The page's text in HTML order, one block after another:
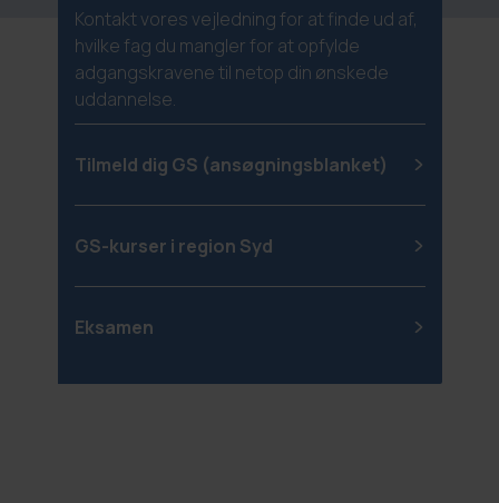
Kontakt vores vejledning for at finde ud af,
hvilke fag du mangler for at opfylde
adgangskravene til netop din ønskede
uddannelse.
Tilmeld dig GS (ansøgningsblanket)
GS-kurser i region Syd
Eksamen